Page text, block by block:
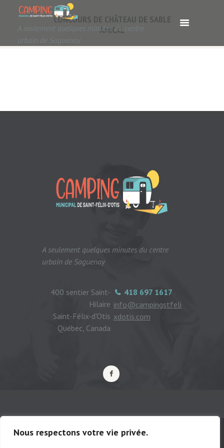
Nous respectons votre vie privée.
A seulement quelques minutes du centre
urbain de Saguenay
CONCOURS DE CHÂTEAU DE SABLE
AMICAL
A seulement quelques minutes du centre
urbain de Saguenay
418 697 1617
info@campingstfeli
xdotis.com
400 sentier Saint-
Hilaire
Saint-Félix-d'Otis
Québec, Canada